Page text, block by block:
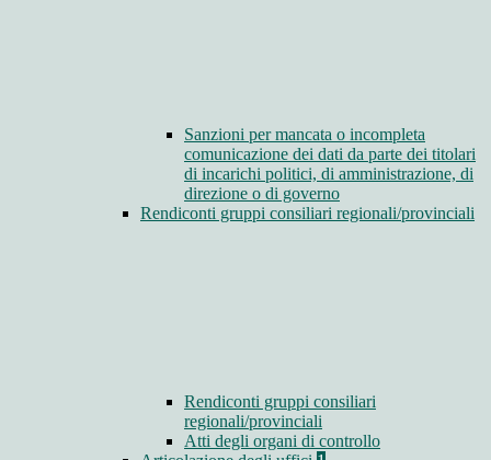
Sanzioni per mancata o incompleta
comunicazione dei dati da parte dei titolari
di incarichi politici, di amministrazione, di
direzione o di governo
Rendiconti gruppi consiliari regionali/provinciali
Rendiconti gruppi consiliari
regionali/provinciali
Atti degli organi di controllo